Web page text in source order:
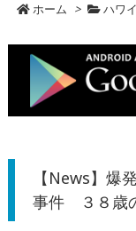
ホーム > ハワ
【News】爆
事件 ３８歳